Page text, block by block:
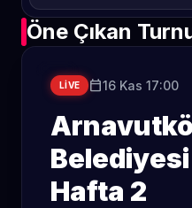
Öne Çıkan
LIVE calendar_today16 Kas 17:00
Belediyesi
Hafta 2